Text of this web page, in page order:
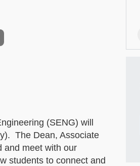
(SENG) will
The Dean, Associate
and meet with our
students to connect and